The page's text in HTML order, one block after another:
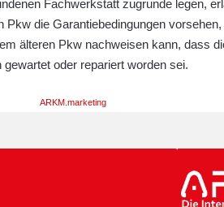
Fachwerkstatt zugrunde legen,
die Garantiebedingungen
älteren Pkw nachweisen kann, dass
oder repariert worden sei.
ARKM.marketing